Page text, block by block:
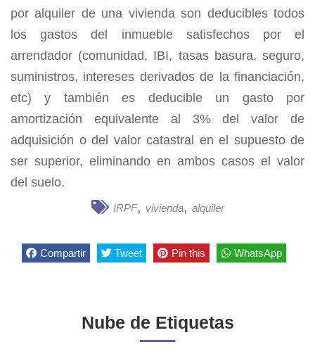
por alquiler de una vivienda son deducibles todos
los gastos del inmueble satisfechos por el
arrendador (comunidad, IBI, tasas basura, seguro,
suministros, intereses derivados de la financiación,
etc) y también es deducible un gasto por
amortización equivalente al 3% del valor de
adquisición o del valor catastral en el supuesto de
ser superior, eliminando en ambos casos el valor
del suelo.
IRPF, vivienda, alquiler
Compartir Tweet Pin this WhatsApp
Nube de Etiquetas